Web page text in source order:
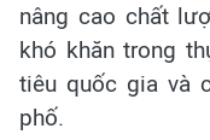
nâng cao chất
khó khăn trong
tiêu quốc gia và
phố.